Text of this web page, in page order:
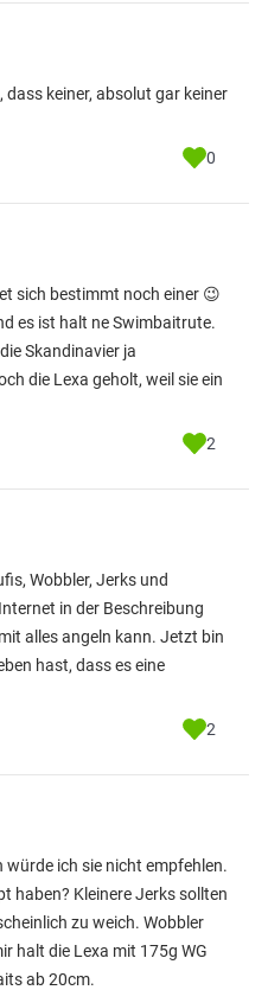
keiner, absolut gar keiner
0
sich bestimmt noch einer 😉
es ist halt ne Swimbaitrute.
Skandinavier ja
die Lexa geholt, weil sie ein
2
Wobbler, Jerks und
in der Beschreibung
alles angeln kann. Jetzt bin
hast, dass es eine
2
ich sie nicht empfehlen.
haben? Kleinere Jerks sollten
zu weich. Wobbler
halt die Lexa mit 175g WG
ab 20cm.